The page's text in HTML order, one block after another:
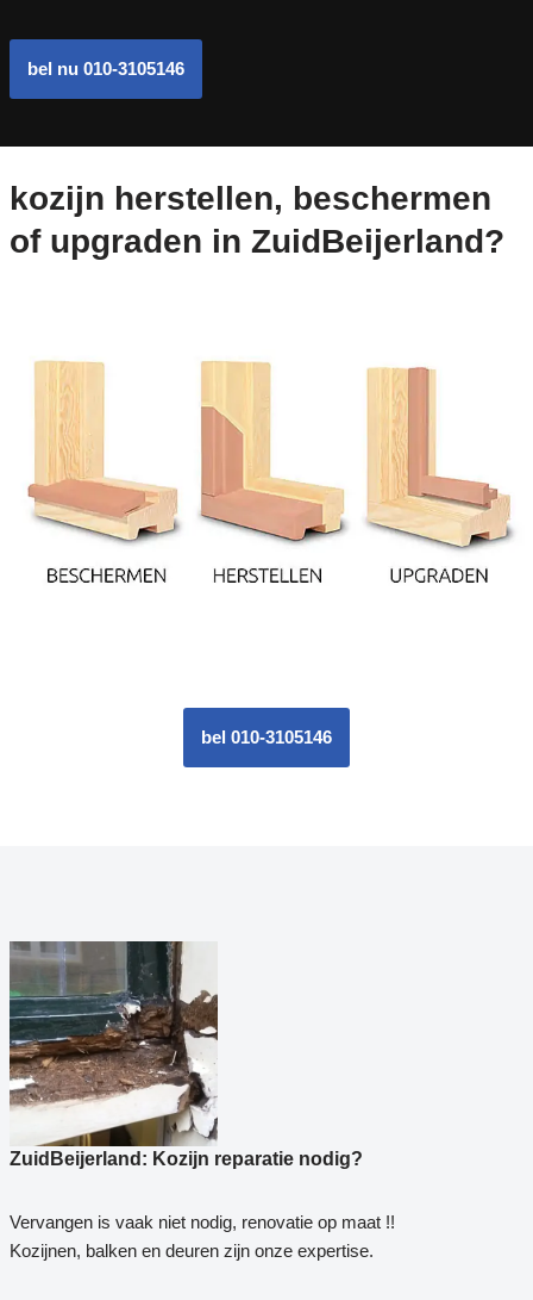
bel nu 010-3105146
kozijn herstellen, beschermen
of upgraden in ZuidBeijerland?
bel 010-3105146
ZuidBeijerland: Kozijn reparatie nodig?
Vervangen is vaak niet nodig, renovatie op maat !!
Kozijnen, balken en deuren zijn onze expertise.